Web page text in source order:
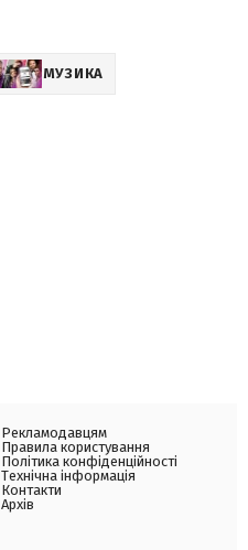
МУЗИКА
Рекламодавцям
Правила користування
Політика конфіденційності
Технічна інформація
Контакти
Архів